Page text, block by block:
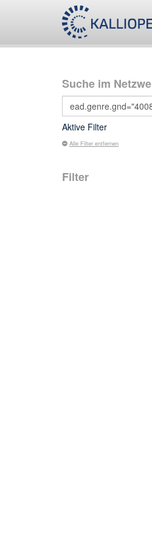
Suche im
Aktive Filter
Alle Filter entfernen
Filter